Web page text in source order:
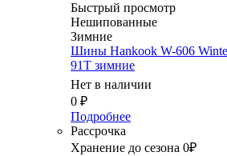
Быстрый просмотр
Нешипованные
Зимние
Шины Hankook W-606
91T зимние
Нет в наличии
0 ₽
Подробнее
Рассрочка
Хранение до сезона 0₽